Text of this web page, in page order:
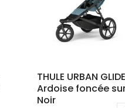
THULE URBAN
Ardoise foncée
Noir